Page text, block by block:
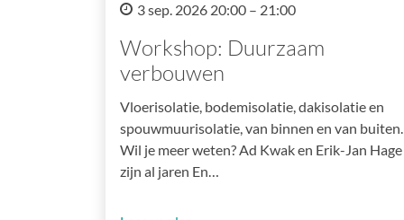
3 sep. 2026 20:00 – 21:00
Workshop: Duurzaam
verbouwen
Vloerisolatie, bodemisolatie, dakisolatie en
spouwmuurisolatie, van binnen en van buiten.
Wil je meer weten? Ad Kwak en Erik-Jan Hage
zijn al jaren En…